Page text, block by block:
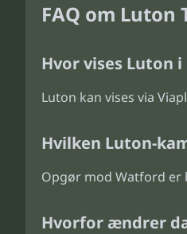
FAQ om Luton
Hvor vises Luton
Luton kan vises via
Hvilken Luton-
Opgør mod Watford er
Hvorfor ændrer